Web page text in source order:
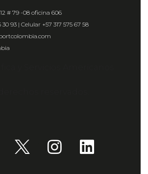
# 79 -08 oficina 606
30 93 | Celular +57 317 575 67 58